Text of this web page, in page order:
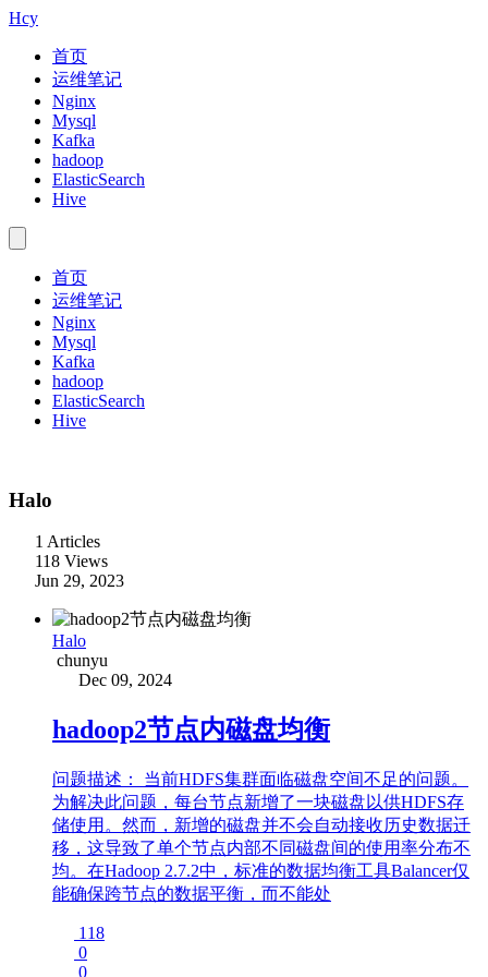
Hcy
首页
运维笔记
Nginx
Mysql
Kafka
hadoop
ElasticSearch
Hive
首页
运维笔记
Nginx
Mysql
Kafka
hadoop
ElasticSearch
Hive
Halo
1 Articles
118 Views
Jun 29, 2023
Halo
chunyu
Dec 09, 2024
hadoop2节点内磁盘均衡
问题描述： 当前HDFS集群面临磁盘空间不足的问题。
为解决此问题，每台节点新增了一块磁盘以供HDFS存
储使用。然而，新增的磁盘并不会自动接收历史数据迁
移，这导致了单个节点内部不同磁盘间的使用率分布不
均。在Hadoop 2.7.2中，标准的数据均衡工具Balancer仅
能确保跨节点的数据平衡，而不能处
118
0
0